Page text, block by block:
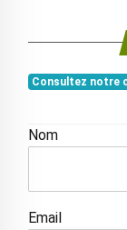
Consultez notre
Nom
Email